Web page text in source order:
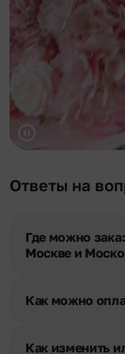
Ответы на
Где можно
Москве и
Как можно
Наличными.
Как изменить